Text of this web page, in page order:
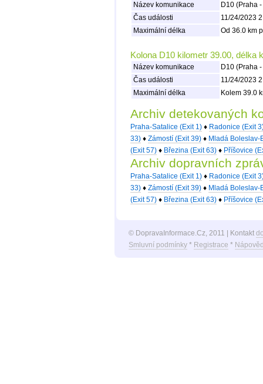
Název komunikace
D10 (Praha
Čas události
11/24/2023
Maximální délka
Od 36.0 km
Kolona D10 kilometr 39.00, délka
Název komunikace
D10 (Praha
Čas události
11/24/2023
Maximální délka
Kolem 39.0
Archiv detekovaných
Praha-Satalice (Exit 1)♦ Radonice (Exit
33)♦ Zámostí (Exit 39)♦ Mladá Boleslav-
(Exit 57)♦ Březina (Exit 63)♦ Příšovice
Archiv dopravních
Praha-Satalice (Exit 1)♦ Radonice (Exit
33)♦ Zámostí (Exit 39)♦ Mladá Boleslav-
(Exit 57)♦ Březina (Exit 63)♦ Příšovice
© DopravaInformace.Cz, 2011 | Kontakt
Smluvní podmínky* Registrace *